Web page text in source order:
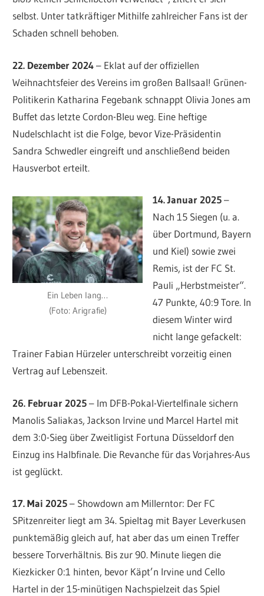
selbst. Unter tatkräftiger Mithilfe zahlreicher Fans ist der
Schaden schnell behoben.
22. Dezember 2024– Eklat auf der offiziellen
Weihnachtsfeier des Vereins im großen Ballsaal! Grünen-
Politikerin Katharina Fegebank schnappt Olivia Jones am
Buffet das letzte Cordon-Bleu weg. Eine heftige
Nudelschlacht ist die Folge, bevor Vize-Präsidentin
Sandra Schwedler eingreift und anschließend beiden
Hausverbot erteilt.
Ein Leben lang…
(Foto: Arigrafie)
14. Januar 2025–
Nach 15 Siegen (u. a.
über Dortmund, Bayern
und Kiel) sowie zwei
Remis, ist der FC St.
Pauli „Herbstmeister“.
47 Punkte, 40:9 Tore. In
diesem Winter wird
nicht lange gefackelt:
Trainer Fabian Hürzeler unterschreibt vorzeitig einen
Vertrag auf Lebenszeit.
26. Februar 2025– Im DFB-Pokal-Viertelfinale sichern
Manolis Saliakas, Jackson Irvine und Marcel Hartel mit
dem 3:0-Sieg über Zweitligist Fortuna Düsseldorf den
Einzug ins Halbfinale. Die Revanche für das Vorjahres-Aus
ist geglückt.
17. Mai 2025– Showdown am Millerntor: Der FC
SPitzenreiter liegt am 34. Spieltag mit Bayer Leverkusen
punktemäßig gleich auf, hat aber das um einen Treffer
bessere Torverhältnis. Bis zur 90. Minute liegen die
Kiezkicker 0:1 hinten, bevor Käpt’n Irvine und Cello
Hartel in der 15-minütigen Nachspielzeit das Spiel